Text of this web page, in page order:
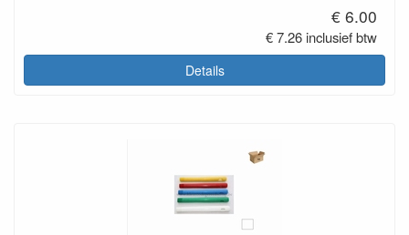
€ 6.00
€ 7.26 inclusief btw
Details